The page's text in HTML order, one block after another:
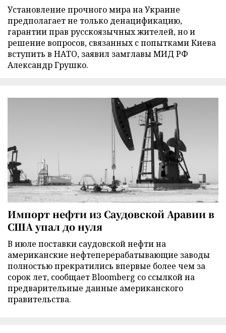
Установление прочного мира на Украине
предполагает не только денацификацию,
гарантии прав русскоязычных жителей, но и
решение вопросов, связанных с попытками Киева
вступить в НАТО, заявил замглавы МИД РФ
Александр Грушко.
Импорт нефти из Саудовской Аравии в
США упал до нуля
В июле поставки саудовской нефти на
американские нефтеперерабатывающие заводы
полностью прекратились впервые более чем за
сорок лет, сообщает Bloomberg со ссылкой на
предварительные данные американского
правительства.